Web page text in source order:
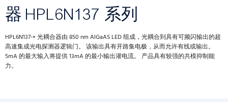
器 HPL6N137 系列
HPL6N137-× 光耦合器由 850 nm AlGaAS LED 组成，光耦合到具有可频闪输出的超
高速集成光电探测器逻辑门。 该输出具有开路集电极，从而允许有线或输出。
5mA 的最大输入将提供 13mA 的最小输出灌电流。 产品具有较强的共模抑制能
力。